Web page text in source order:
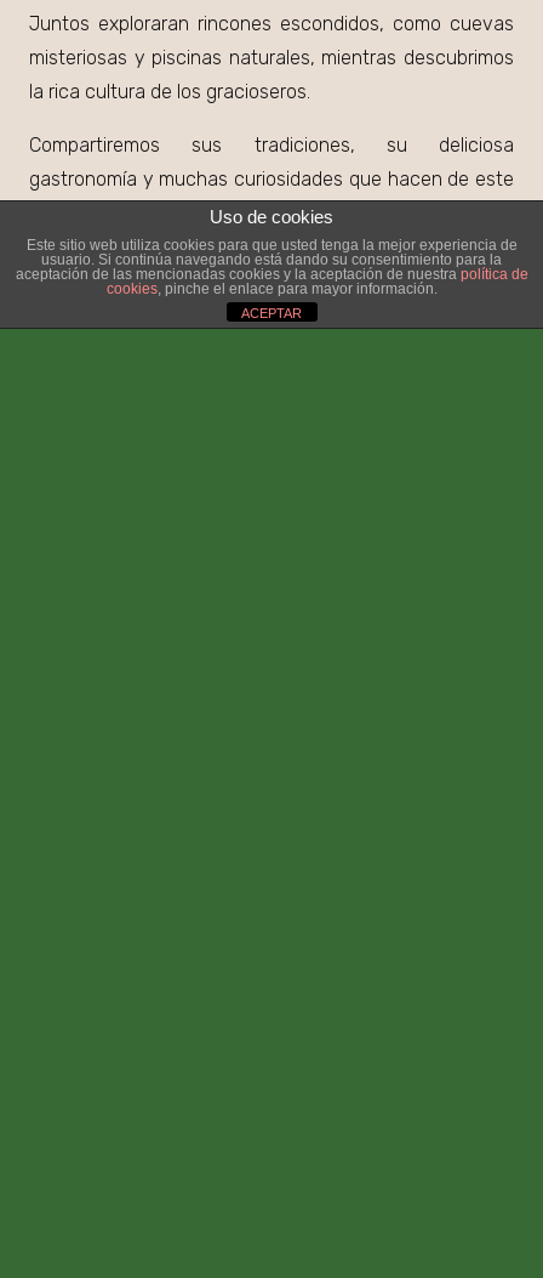
Juntos exploraran rincones escondidos, como cuevas
misteriosas y piscinas naturales, mientras descubrimos
la rica cultura de los gracioseros.
Compartiremos sus tradiciones, su deliciosa
gastronomía y muchas curiosidades que hacen de este
Uso de cookies
Este sitio web utiliza cookies para que usted tenga la mejor experiencia de
usuario. Si continúa navegando está dando su consentimiento para la
aceptación de las mencionadas cookies y la aceptación de nuestra política de
cookies, pinche el enlace para mayor información.
ACEPTAR